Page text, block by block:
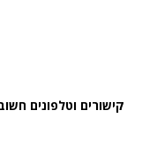
קישורים וטלפונים